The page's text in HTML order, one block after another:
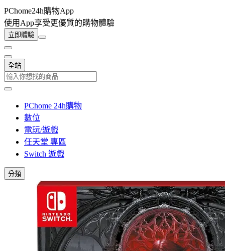
PChome24h購物App
使用App享受更優質的購物體驗
立即體驗
全站
PChome 24h購物
數位
電玩/遊戲
任天堂 專區
Switch 遊戲
分類